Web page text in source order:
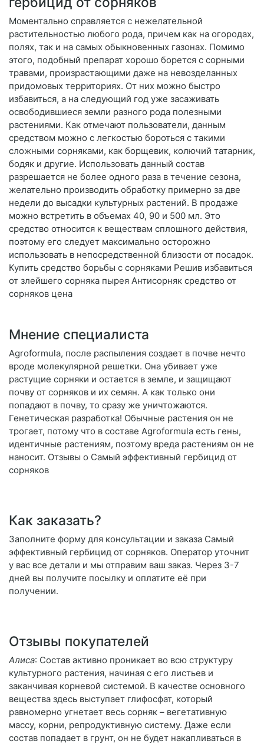
Моментально справляется с нежелательной
растительностью любого рода, причем как на огородах,
полях, так и на самых обыкновенных газонах. Помимо
этого, подобный препарат хорошо борется с сорными
травами, произрастающими даже на невозделанных
придомовых территориях. От них можно быстро
избавиться, а на следующий год уже засаживать
освободившиеся земли разного рода полезными
растениями. Как отмечают пользователи, данным
средством можно с легкостью бороться с такими
сложными сорняками, как борщевик, колючий татарник,
бодяк и другие. Использовать данный состав
разрешается не более одного раза в течение сезона,
желательно производить обработку примерно за две
недели до высадки культурных растений. В продаже
можно встретить в объемах 40, 90 и 500 мл. Это
средство относится к веществам сплошного действия,
поэтому его следует максимально осторожно
использовать в непосредственной близости от посадок.
Купить средство борьбы с сорняками Решив избавиться
от злейшего сорняка пырея Антисорняк средство от
сорняков цена
Мнение специалиста
Agroformula, после распыления создает в почве нечто
вроде молекулярной решетки. Она убивает уже
растущие сорняки и остается в земле, и защищают
почву от сорняков и их семян. А как только они
попадают в почву, то сразу же уничтожаются.
Генетическая разработка! Обычные растения он не
трогает, потому что в составе Agroformula есть гены,
идентичные растениям, поэтому вреда растениям он не
наносит. Отзывы о Самый эффективный гербицид от
сорняков
Как заказать?
Заполните форму для консультации и заказа Самый
эффективный гербицид от сорняков. Оператор уточнит
у вас все детали и мы отправим ваш заказ. Через 3-7
дней вы получите посылку и оплатите её при
получении.
Отзывы покупателей
Алиса: Состав активно проникает во всю структуру
культурного растения, начиная с его листьев и
заканчивая корневой системой. В качестве основного
вещества здесь выступает глифосфат, который
равномерно угнетает весь сорняк – вегетативную
массу, корни, репродуктивную систему. Даже если
состав попадает в грунт, он не будет накапливаться в